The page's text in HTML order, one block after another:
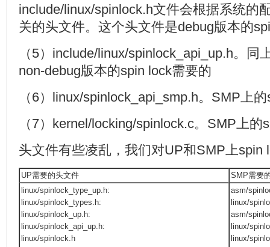
include/linux/spinlock.h文件会根据系统的
关的头文件。这个头文件是debug版本的
（5）include/linux/spinlock_api_up.h。同
non-debug版本的spin lock需要的
（6）linux/spinlock_api_smp.h。SMP上
（7）kernel/locking/spinlock.c。SMP上的
头文件有些凌乱，我们对UP和SMP上spin
UP需要的头文件
SMP需要
linux/spinlock_type_up.h:
linux/spinlock_types.h:
linux/spinlock_up.h:
linux/spinlock_api_up.h:
linux/spinlock.h
asm/
linux/
asm/
linux/
linux/